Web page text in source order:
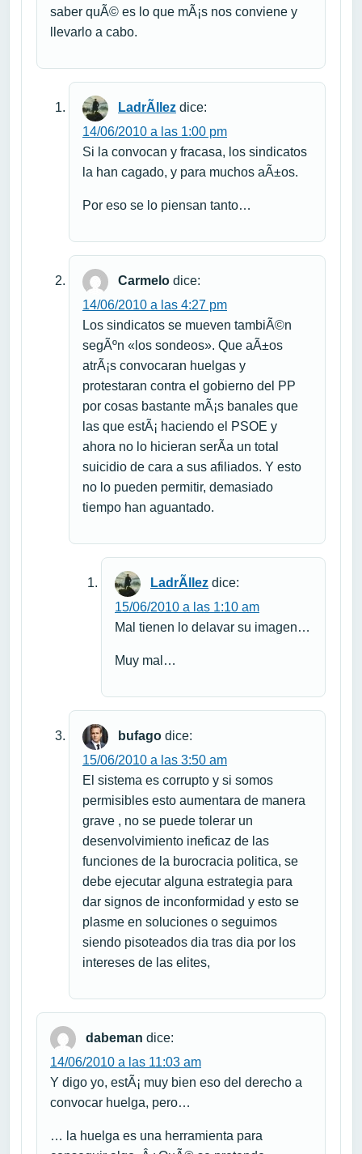
saber quÃ© es lo que mÃ¡s nos conviene y
llevarlo a cabo.
LadrÃ­llez dice:
14/06/2010 a las 1:00 pm
Si la convocan y fracasa, los sindicatos
la han cagado, y para muchos aÃ±os.
Por eso se lo piensan tanto…
Carmelo dice:
14/06/2010 a las 4:27 pm
Los sindicatos se mueven tambiÃ©n
segÃºn «los sondeos». Que aÃ±os
atrÃ¡s convocaran huelgas y
protestaran contra el gobierno del PP
por cosas bastante mÃ¡s banales que
las que estÃ¡ haciendo el PSOE y
ahora no lo hicieran serÃ­a un total
suicidio de cara a sus afiliados. Y esto
no lo pueden permitir, demasiado
tiempo han aguantado.
LadrÃ­llez dice:
15/06/2010 a las 1:10 am
Mal tienen lo delavar su imagen…
Muy mal…
bufago dice:
15/06/2010 a las 3:50 am
El sistema es corrupto y si somos
permisibles esto aumentara de manera
grave , no se puede tolerar un
desenvolvimiento ineficaz de las
funciones de la burocracia politica, se
debe ejecutar alguna estrategia para
dar signos de inconformidad y esto se
plasme en soluciones o seguimos
siendo pisoteados dia tras dia por los
intereses de las elites,
dabeman dice:
14/06/2010 a las 11:03 am
Y digo yo, estÃ¡ muy bien eso del derecho a
convocar huelga, pero…
… la huelga es una herramienta para